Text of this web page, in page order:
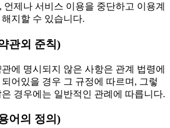
언제나 서비스 이용을 중단하고 이용계
해지할 수 있습니다.
관외 준칙)
관에 명시되지 않은 사항은 관계 법령에
되어있을 경우 그 규정에 따르며, 그렇
은 경우에는 일반적인 관례에 따릅니다.
어의 정의)